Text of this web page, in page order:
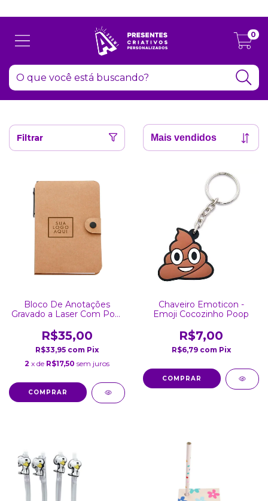
0
Filtrar
Bloco De Anotações
Gravado a Laser Com Post
R$35,00
R$33,95 com Pix
2 x de R$17,50 sem juros
Chaveiro Emoticon -
Emoji Cocozinho Poop
R$7,00
R$6,79 com Pix